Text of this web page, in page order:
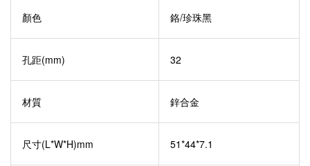
顏色 鉻/珍珠黑
孔距(mm) 32
材質 鋅合金
尺寸(L*W*H)mm 51*44*7.1